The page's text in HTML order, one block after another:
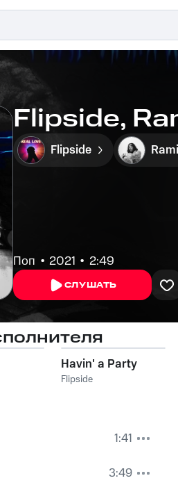
Flipside,
Flipside
Поп 2021 2:49
СЛУШАТЬ
Havin' a Party
Flipside
1:41
3:49